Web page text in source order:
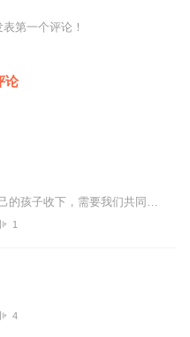
第一个评论！
论
寒假结束了，如何让自己的孩子收下，需要我们共同努力
1
4